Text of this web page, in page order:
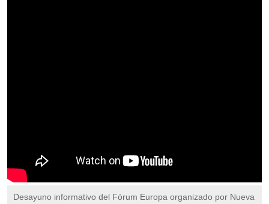
Desayuno informativo del Fórum Europa organizado por Nueva